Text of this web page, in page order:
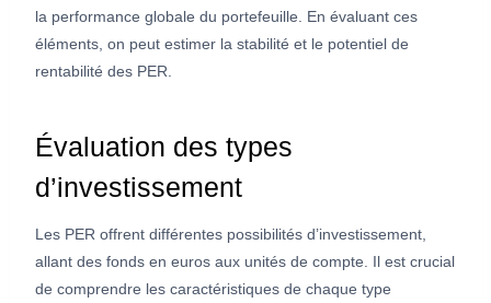
la performance globale du portefeuille. En évaluant ces
éléments, on peut estimer la stabilité et le potentiel de
rentabilité des PER.
Évaluation des types
d’investissement
Les PER offrent différentes possibilités d’investissement,
allant des fonds en euros aux unités de compte. Il est crucial
de comprendre les caractéristiques de chaque type